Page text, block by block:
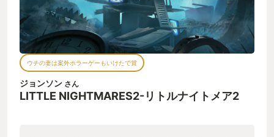
ウチの妻は案外ホラーゲーもいけたで賞
ジョンソン さん
LITTLE NIGHTMARES2-リトルナイトメア2